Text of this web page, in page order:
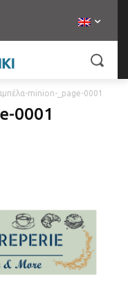
minion-_page-0001
0001